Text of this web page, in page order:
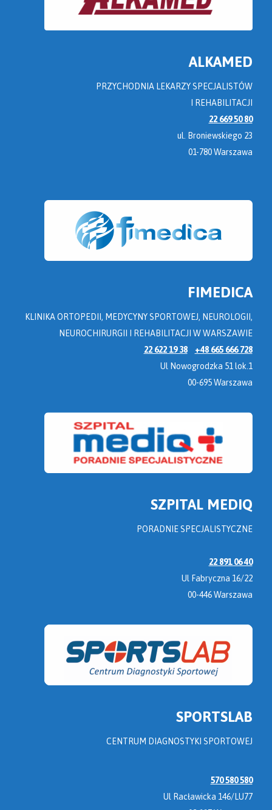
ALKAMED
PRZYCHODNIA LEKARZY SPECJALISTÓW
I REHABILITACJI
22 669 50 80
ul. Broniewskiego 23
01-780 Warszawa
FIMEDICA
KLINIKA ORTOPEDII, MEDYCYNY SPORTOWEJ, NEUROLOGII,
NEUROCHIRURGII I REHABILITACJI W WARSZAWIE
22 622 19 38
+48 665 666 728
Ul Nowogrodzka 51 lok.1
00-695 Warszawa
SZPITAL MEDIQ
PORADNIE SPECJALISTYCZNE
22 891 06 40
Ul Fabryczna 16/22
00-446 Warszawa
SPORTSLAB
CENTRUM DIAGNOSTYKI SPORTOWEJ
570 580 580
Ul Racławicka 146/LU77